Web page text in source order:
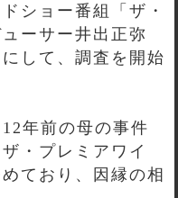
ショー番組「ザ・
ーサー井出正弥
して、調査を開始
年前の母の事件
・プレミアワイ
ており、因縁の相